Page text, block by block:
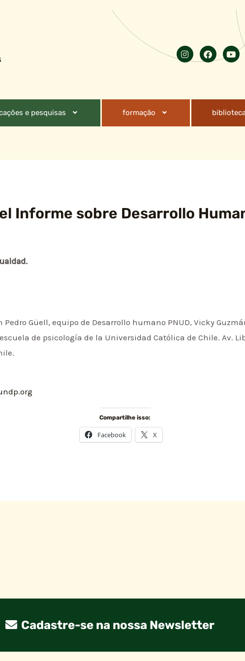
e pesquisas formação
Informe sobre Desarrollo
Güell, equipo de Desarrollo humano PNUD, Vicky
de psicología de la Universidad Católica de Chile. Av.
Compartilhe isso:
Facebook X
Cadastre-se na nossa Newsletter